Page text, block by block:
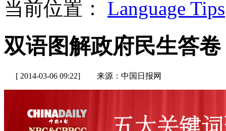
当前位置： Language Tips
双语图解政府民生答卷
[ 2014-03-06 09:22] 来源：中国日报网